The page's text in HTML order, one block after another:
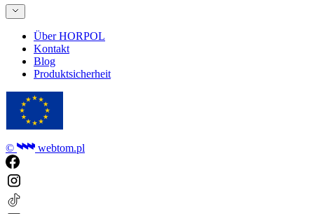
Über HORPOL
Kontakt
Blog
Produktsicherheit
© webtom.pl